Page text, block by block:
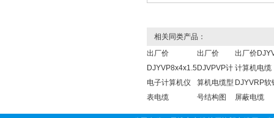
相关同类产品：
出厂价
DJYVP8x4x1.5
电子计算机仪
表电缆
出厂价
DJVPVP计
算机电缆型
号结构图
出厂价
计算机电缆
DJYVRP软
屏蔽电缆